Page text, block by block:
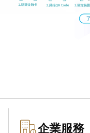
企業服務